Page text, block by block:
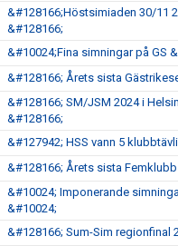
&#128166;Höstsimiaden 30/11
&#128166;
&#10024;Fina simningar på GS
&#128166; Årets sista
&#128166; SM/JSM 2024 i
&#128166;
&#127942; HSS vann 5
&#128166; Årets sista
&#10024; Imponerande
&#10024;
&#128166; Sum-Sim regionfinal